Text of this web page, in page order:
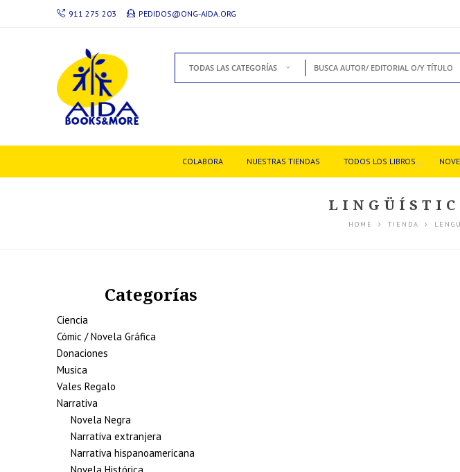
911 275 203 PEDIDOS@ONG-AIDA.ORG
TODAS LAS CATEGORÍAS
COLABORA NUESTRAS TIENDAS TODOS LOS LIBROS
HOME TIENDA
Categorías
Ciencia
Cómic / Novela Gráfica
Donaciones
Musica
Vales Regalo
Narrativa
Novela Negra
Narrativa extranjera
Narrativa hispanoamericana